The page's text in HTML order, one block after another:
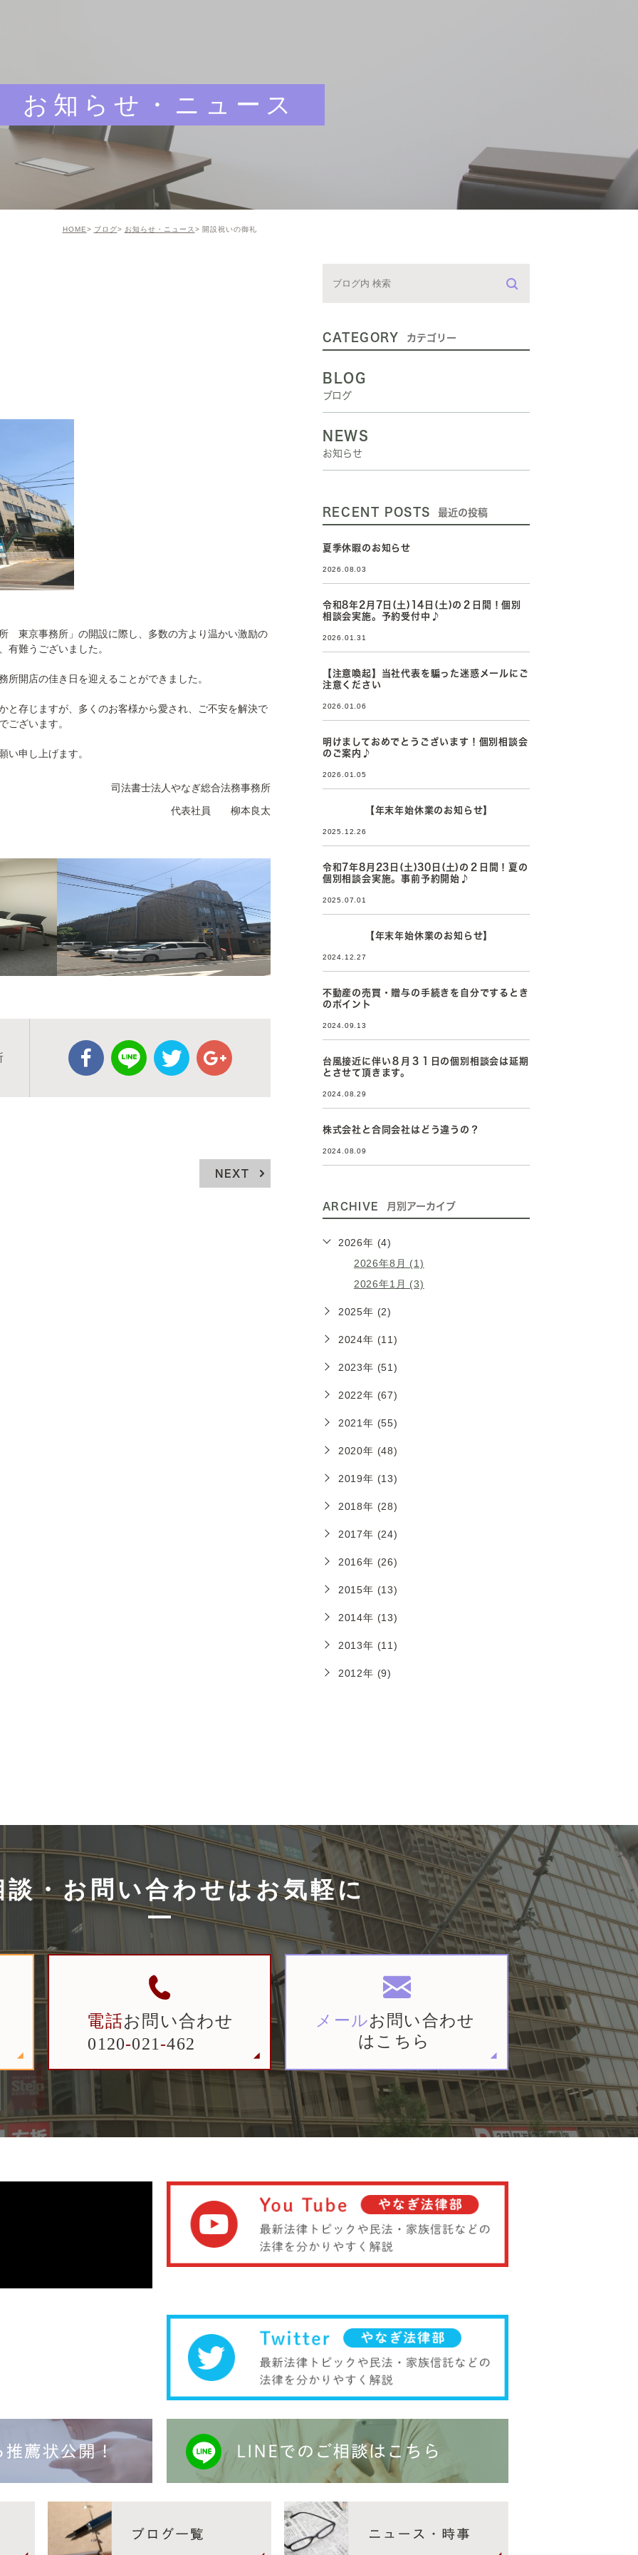
お知らせ・ニュース
HOME ブログ お知らせ・ニュース 開設祝いの御礼
東京事務所」の開設に際し、多数の方より温かい激励の
有難うございました。
開店の佳き日を迎えることができました。
と存じますが、多くのお客様から愛され、ご不安を解決で
ございます。
い申し上げます。
司法書士法人やなぎ総合法務事務所
代表社員 柳本良太
NEXT
CATEGORY カテゴリー
BLOG
ブログ
NEWS
お知らせ
RECENT POSTS 最近の投稿
夏季休暇のお知らせ
2026.08.03
令和8年2月7日(土)14日(土)の２日間！個別
相談会実施。予約受付中♪
2026.01.31
【注意喚起】当社代表を騙った迷惑メールにご
注意ください
2026.01.06
明けましておめでとうございます！個別相談会
のご案内♪
2026.01.05
【年末年始休業のお知らせ】
2025.12.26
令和7年8月23日(土)30日(土)の２日間！夏の
個別相談会実施。事前予約開始♪
2025.07.01
【年末年始休業のお知らせ】
2024.12.27
不動産の売買・贈与の手続きを自分でするとき
のポイント
2024.09.13
台風接近に伴い８月３１日の個別相談会は延期
とさせて頂きます。
2024.08.29
株式会社と合同会社はどう違うの？
2024.08.09
ARCHIVE 月別アーカイブ
2026年 (4)
2026年8月 (1)
2026年1月 (3)
2025年 (2)
2024年 (11)
2023年 (51)
2022年 (67)
2021年 (55)
2020年 (48)
2019年 (13)
2018年 (28)
2017年 (24)
2016年 (26)
2015年 (13)
2014年 (13)
2013年 (11)
2012年 (9)
談・お問い合わせはお気軽に